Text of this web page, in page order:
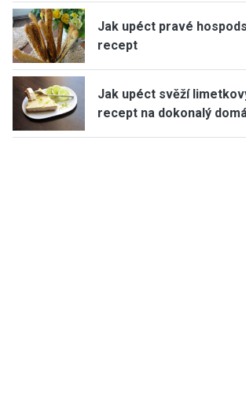
Jak upéct pravé
recept
Jak upéct svěží
recept na dokonalý